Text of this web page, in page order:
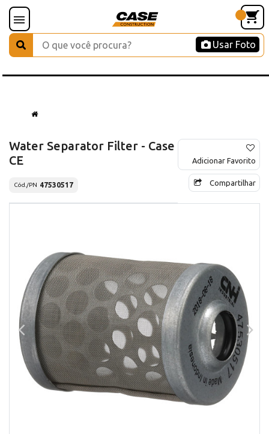
Usar Foto
Water Separator Filter - Case
CE
Cód./PN 47530517
Adicionar Favorito
Compartilhar